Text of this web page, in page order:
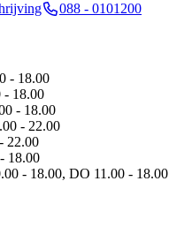
088 - 0101200
- 18.00
- 18.00
- 18.00
- 22.00
22.00
18.00
- 18.00, DO 11.00 - 18.00